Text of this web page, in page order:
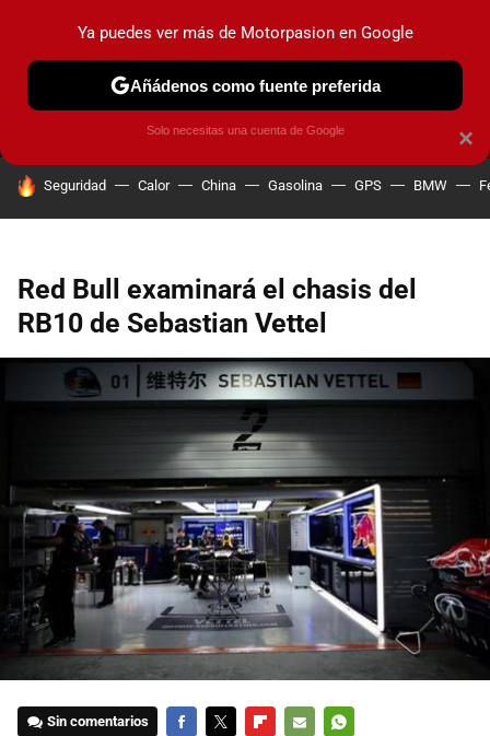
MENÚ NUEVO
COCHES ELÉCTRICOS OBSERVATORIO
HOY SE HABLA DE
Seguridad Calor China Gasolina GPS BMW
Red Bull examinará el chasis del
RB10 de Sebastian Vettel
Sin comentarios
×
Ya puedes ver más de Motorpasion en Google
Añádenos como fuente preferida
Solo necesitas una cuenta de Google